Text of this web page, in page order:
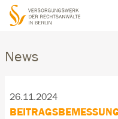
News
26.11.2024